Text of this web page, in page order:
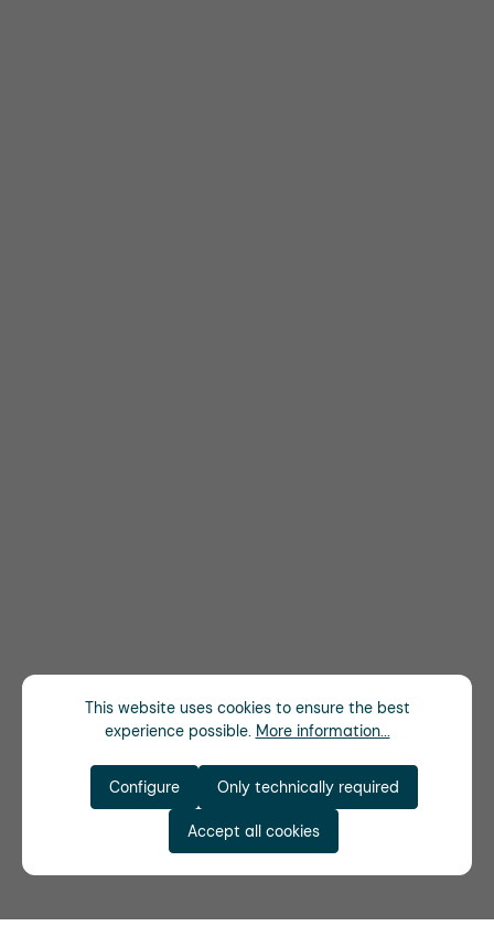
This website uses cookies to ensure the best
experience possible. More information...
Only technically required
Configure
Accept all cookies